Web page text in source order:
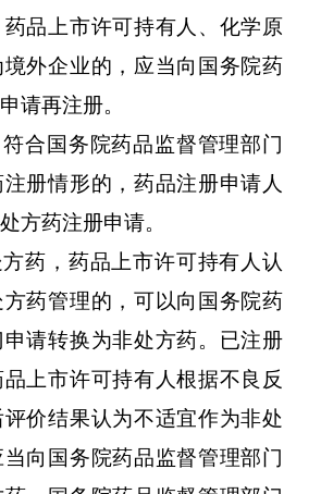
品上市许可持有人、化学原
外企业的，应当向国务院药
请再注册。
合国务院药品监督管理部门
册情形的，药品注册申请人
方药注册申请。
药，药品上市许可持有人认
药管理的，可以向国务院药
请转换为非处方药。已注册
上市许可持有人根据不良反
价结果认为不适宜作为非处
向国务院药品监督管理部门